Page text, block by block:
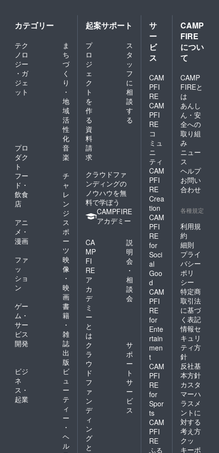
カテゴリー
テク
ノロ
ジー
・ガ
ジェ
ット
ま
ち
づ
く
り
・
地
域
活
性
化
プロ
ダク
ト
音
楽
フー
ド・
飲食
店
チ
ャ
レ
ン
ジ
アニ
メ・
漫画
ス
ポ
ー
ツ
ファ
ッ
ショ
ン
映
像
・
映
画
ゲー
ム・
サー
ビス
開発
書
籍
・
雑
誌
出
版
ビジ
ネ
ス・
起業
ビ
ュ
ー
テ
ィ
ー
・
ヘ
ル
起案サポート
プ
ロ
ジ
ェ
ク
ト
を
作
る
ス
タ
ッ
フ
に
相
談
す
る
資
料
請
求
クラウドファ
ンディングの
ノウハウを無
料で学ぼう
CAMPFIRE
アカデミー
CA
MP
FI
RE
ア
カ
デ
ミ
ー
と
は
説
明
会
・
相
談
会
ク
ラ
ウ
ド
フ
ァ
ン
デ
ィ
ン
グ
と
サ
ポ
ー
ト
サ
ー
ビ
ス
サ
ー
ビ
ス
CAM
PFI
RE
CAM
PFI
RE
コ
ミュ
ニ
ティ
CAM
PFI
RE
Crea
tion
CAM
PFI
RE
for
Soci
al
Goo
d
CAM
PFI
RE
for
Ente
rtain
men
t
CAM
PFI
RE
for
Spor
ts
CAM
PFI
RE
ふる
CAMP
FIRE
につい
て
CAMP
FIREと
は
あんし
ん・安
全への
取り組
み
ニュー
ス
ヘルプ
お問い
合わせ
各種規定
利用規
約
細則
プライ
バシー
ポリ
シー
特定商
取引法
に基づ
く表記
情報セ
キュリ
ティ方
針
反社基
本方針
カスタ
マーハ
ラスメ
ントに
対する
考え方
クッ
キーポ